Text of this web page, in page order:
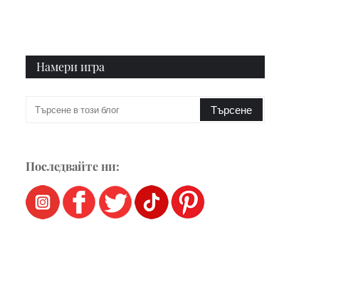
Намери игра
Последвайте ни: